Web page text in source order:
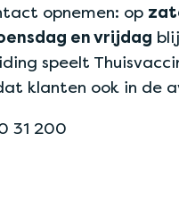
opnemen: op
en vrijdag
speelt
klanten ook in de
31 200